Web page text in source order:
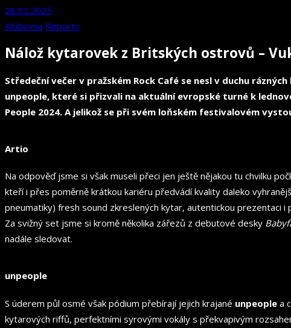
28.02.2025
Klubovna Reporty
Nálož kytarovek z Britských ostrovů –
Středeční večer v pražském Rock Café se nesl v duchu
unpeople, které si přizvali na aktuální evropské turné k
People 2024. A jelikož se při svém loňském festivalovém
Artio
Na odpověď jsme si však museli přeci jen ještě nějakou tu chvilku
kteří i přes poměrně krátkou kariéru předvádí kvality daleko
pneumatiky) fresh sound zkreslených kytar, autentickou prezentaci i
Za svižný set jsme si kromě několika zářezů z debutové desky
nadále sledovat.
unpeople
S úderem půl osmé však pódium přebírají jejich krajané unpeople a
kytarových riffů, perfektními syrovými vokály s překvapivým